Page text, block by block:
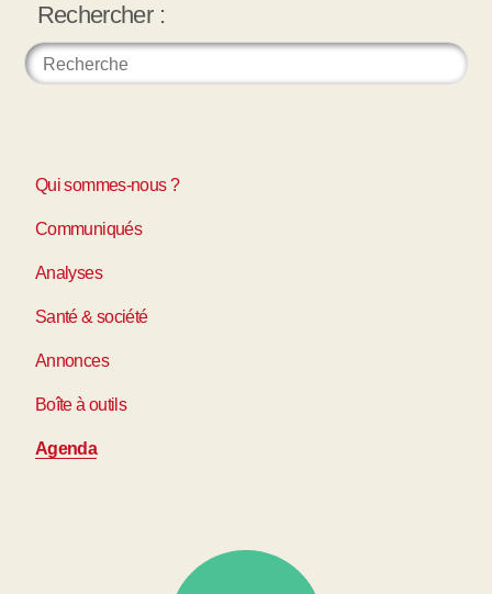
Rechercher :
Qui sommes-nous ?
Communiqués
Analyses
Santé & société
Annonces
Boîte à outils
Agenda